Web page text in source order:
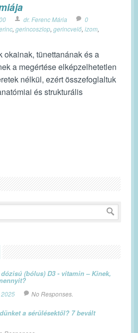
dr. Ferenc Mária
0
, gerincoszlop, gerincvelő, izom,
okainak, tünettanának és a
a megértése elképzelhetetlen
nélkül, ezért összefoglaltuk
és strukturális
(bólus) D3 - vitamin – Kinek,
No Responses.
a sérülésektől? 7 bevált